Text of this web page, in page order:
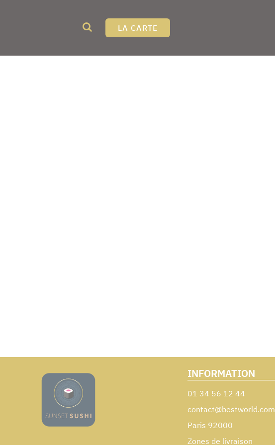
LA CARTE
INFORMATION
01 34 56 12 44
contact@bestworld.com
Paris 92000
Zones de livraison